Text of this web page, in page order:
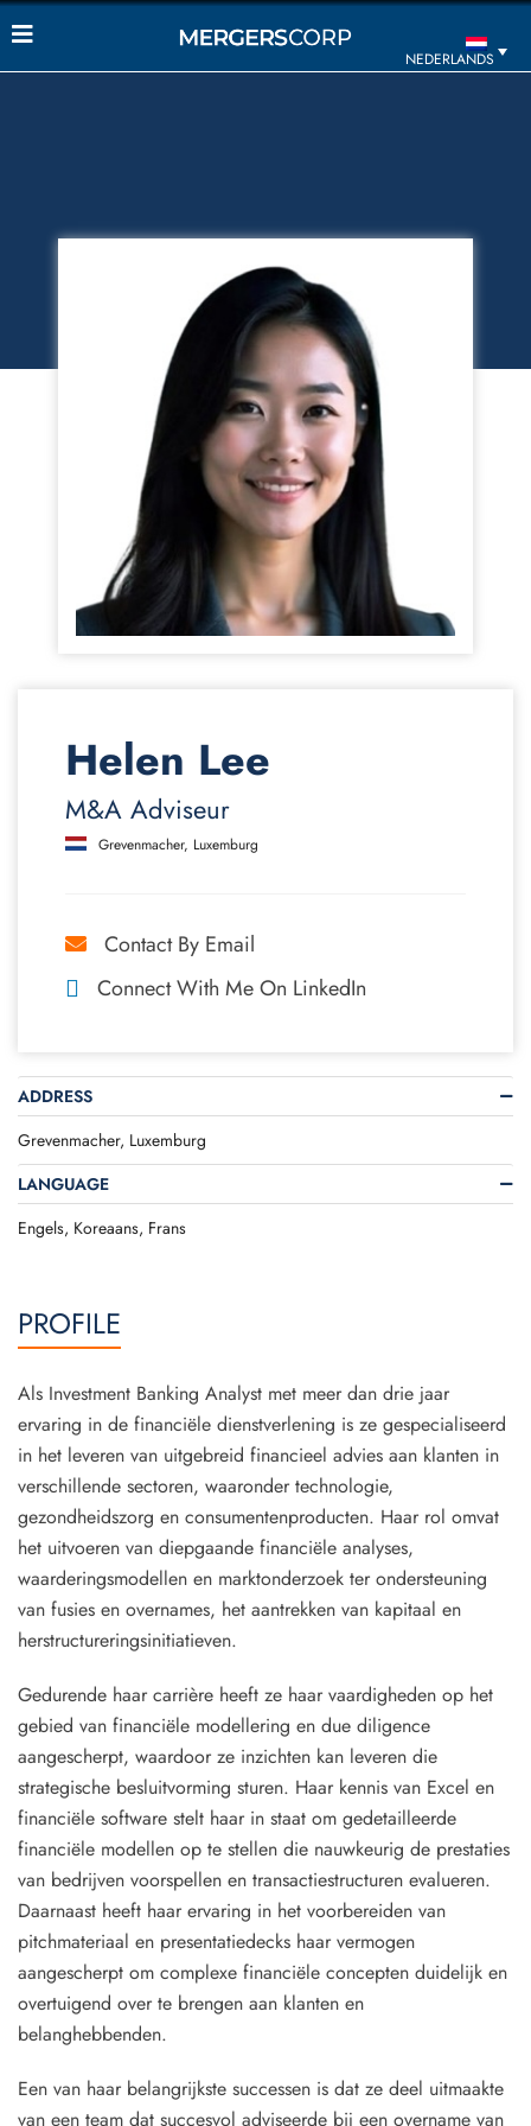
NEDERLANDS
Helen Lee
M&A Adviseur
Grevenmacher, Luxemburg
Contact By Email
Connect With Me On LinkedIn
ADDRESS
Grevenmacher, Luxemburg
LANGUAGE
Engels, Koreaans, Frans
PROFILE
Als Investment Banking Analyst met meer dan drie jaar
ervaring in de financiële dienstverlening is ze gespecialiseerd
in het leveren van uitgebreid financieel advies aan klanten in
verschillende sectoren, waaronder technologie,
gezondheidszorg en consumentenproducten. Haar rol omvat
het uitvoeren van diepgaande financiële analyses,
waarderingsmodellen en marktonderzoek ter ondersteuning
van fusies en overnames, het aantrekken van kapitaal en
herstructureringsinitiatieven.
Gedurende haar carrière heeft ze haar vaardigheden op het
gebied van financiële modellering en due diligence
aangescherpt, waardoor ze inzichten kan leveren die
strategische besluitvorming sturen. Haar kennis van Excel en
financiële software stelt haar in staat om gedetailleerde
financiële modellen op te stellen die nauwkeurig de prestaties
van bedrijven voorspellen en transactiestructuren evalueren.
Daarnaast heeft haar ervaring in het voorbereiden van
pitchmateriaal en presentatiedecks haar vermogen
aangescherpt om complexe financiële concepten duidelijk en
overtuigend over te brengen aan klanten en
belanghebbenden.
Een van haar belangrijkste successen is dat ze deel uitmaakte
van een team dat succesvol adviseerde bij een overname van